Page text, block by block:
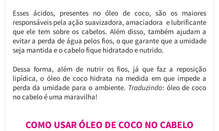
Esses ácidos, presentes no óleo de coco, são os maiores
responsáveis pela ação suavizadora, amaciadora e lubrificante
que ele tem sobre os cabelos. Além disso, também ajudam a
evitar a perda de água pelos fios, o que garante que a umidade
seja mantida e o cabelo fique hidratado e nutrido.
Dessa forma, além de nutrir os fios, já que faz a reposição
lipídica, o óleo de coco hidrata na medida em que impede a
perda da umidade para o ambiente. Traduzindo: óleo de coco
no cabelo é uma maravilha!
COMO USAR ÓLEO DE COCO NO CABELO